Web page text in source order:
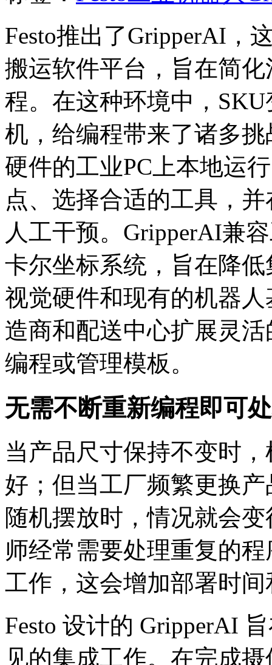
Festo推出了GripperAI，
搬运软件平台，旨在简
程。在这种环境中，
机，给编程带来了诸多
硬件的工业PC上本地运
点、选择合适的工具，
人工干预。GripperAI兼
卡尔坐标系统，旨在降
视觉硬件和现有的机器
造商和配送中心扩展灵
编程或管理模板。
无需不断重新编程即可
当产品尺寸保持不变时
好；但当工厂频繁更换
随机摆放时，情况就会
师经常需要处理重复的
工作，这会增加部署时
Festo 设计的 GripperAI
见的集成工作。在完成